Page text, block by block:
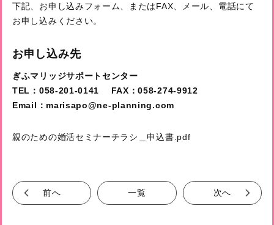
下記、お申し込みフォーム、またはFAX、メール、電話にて
お申し込みください。
お申し込み先
ぎふマリッジサポートセンター
TEL：058-201-0141 FAX：058-274-9912
Email：marisapo@ne-planning.com
親のための婚活セミナーチラシ＿申込書.pdf
前へ 一覧 次へ